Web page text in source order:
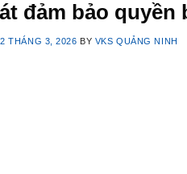
đảm bảo
THÁNG 3, 2026 BY VKS QUẢNG NINH